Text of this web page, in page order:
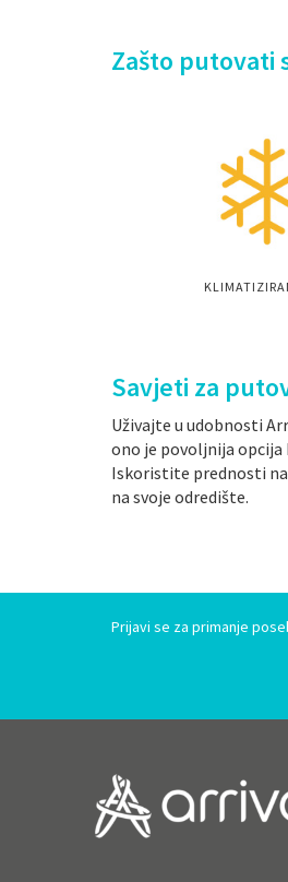
Zašto putovati
Savjeti za
Uživajte u udobnosti
ono je povoljnija
Iskoristite prednosti
na svoje odredište.
Prijavi se za primanje